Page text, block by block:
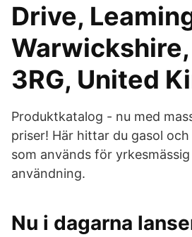
Drive,
Warwickshire,
3RG, United
Produktkatalog - nu med
priser! Här hittar du gasol
som används för
användning.
Nu i dagarna